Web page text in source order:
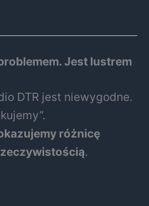
Jest lustrem
DTR jest niewygodne.
różnicę
.